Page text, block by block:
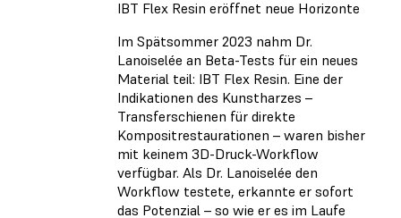
IBT Flex Resin eröffnet neue Horizonte
Im Spätsommer 2023 nahm Dr.
Lanoiselée an Beta-Tests für ein neues
Material teil: IBT Flex Resin. Eine der
Indikationen des Kunstharzes –
Transferschienen für direkte
Kompositrestaurationen – waren bisher
mit keinem 3D-Druck-Workflow
verfügbar. Als Dr. Lanoiselée den
Workflow testete, erkannte er sofort
das Potenzial – so wie er es im Laufe